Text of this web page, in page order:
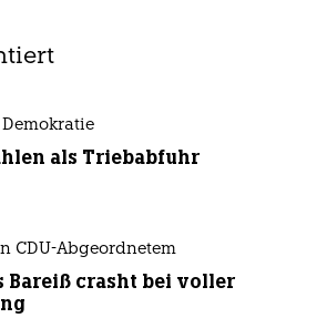
als Triebabfuhr
CDU-Abgeordnetem
Bareiß crasht bei voller